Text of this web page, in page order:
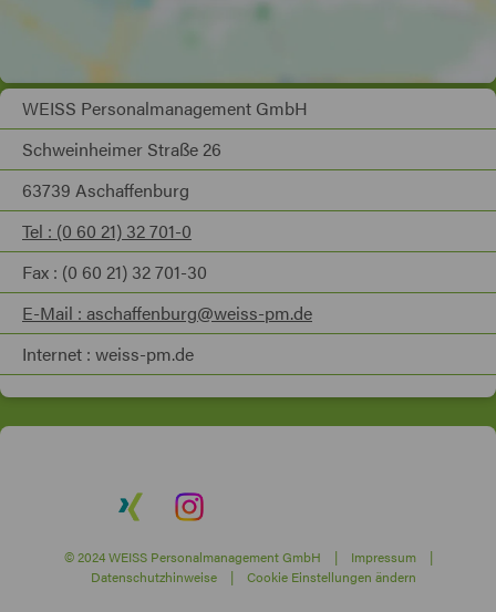
WEISS Personalmanagement GmbH
Schweinheimer Straße 26
63739 Aschaffenburg
Tel : (0 60 21) 32 701-0
Fax : (0 60 21) 32 701-30
E-Mail : aschaffenburg@weiss-pm.de
Internet : weiss-pm.de
© 2024 WEISS Personalmanagement GmbH | Impressum|
Datenschutzhinweise| Cookie Einstellungen ändern